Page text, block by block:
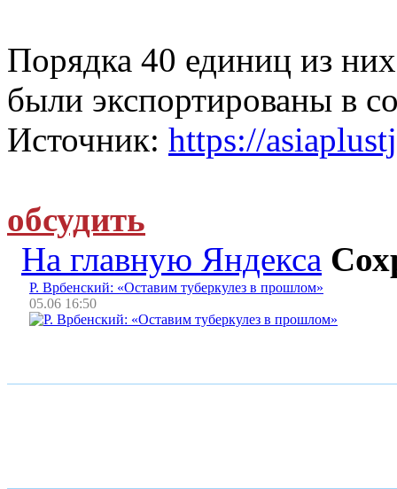
Порядка 40 единиц из
были экспортированы в
Источник: https://
обсудить
На главную Яндекса
Р. Врбенский: «Оставим туберкулез в прошлом»
05.06 16:50